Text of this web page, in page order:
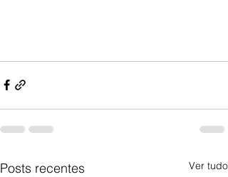
Posts recentes Ver tudo